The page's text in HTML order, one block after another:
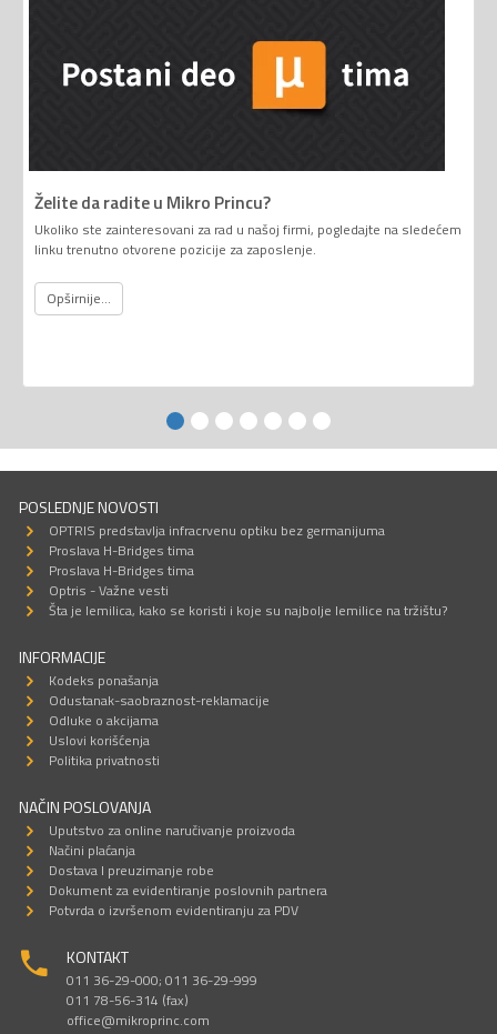
Želite da radite u Mikro Princu?
Ukoliko ste zainteresovani za rad u našoj firmi, pogledajte na sledećem
linku trenutno otvorene pozicije za zaposlenje.
Opširnije...
POSLEDNJE NOVOSTI
OPTRIS predstavlja infracrvenu optiku bez germanijuma
Proslava H-Bridges tima
Proslava H-Bridges tima
Optris - Važne vesti
Šta je lemilica, kako se koristi i koje su najbolje lemilice na tržištu?
INFORMACIJE
Kodeks ponašanja
Odustanak-saobraznost-reklamacije
Odluke o akcijama
Uslovi korišćenja
Politika privatnosti
NAČIN POSLOVANJA
Uputstvo za online naručivanje proizvoda
Načini plaćanja
Dostava I preuzimanje robe
Dokument za evidentiranje poslovnih partnera
Potvrda o izvršenom evidentiranju za PDV
KONTAKT
011 36-29-000; 011 36-29-999
011 78-56-314 (fax)
office@mikroprinc.com